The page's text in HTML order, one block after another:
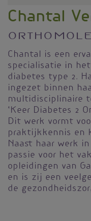
Chantal
Chantal is een
specialisatie in
diabetes type 2.
ingezet binnen
multidisciplinaire
‘Keer Diabetes 2
Dit werk vormt
praktijkkennis en
Naast haar werk
passie voor het
opleidingen van
en is zij een
de